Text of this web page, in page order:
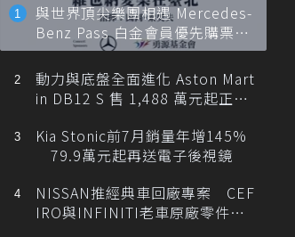
與世界頂尖樂團相遇 Mercedes-
Benz Pass 白金會員優先購票維
也納愛樂
動力與底盤全面進化 Aston Mart
in DB12 S 售 1,488 萬元起正式
Kia Stonic前7月銷量年增145%
79.9萬元起再送電子後視鏡
NISSAN推經典車回廠專案 CEF
IRO與INFINITI老車原廠零件最